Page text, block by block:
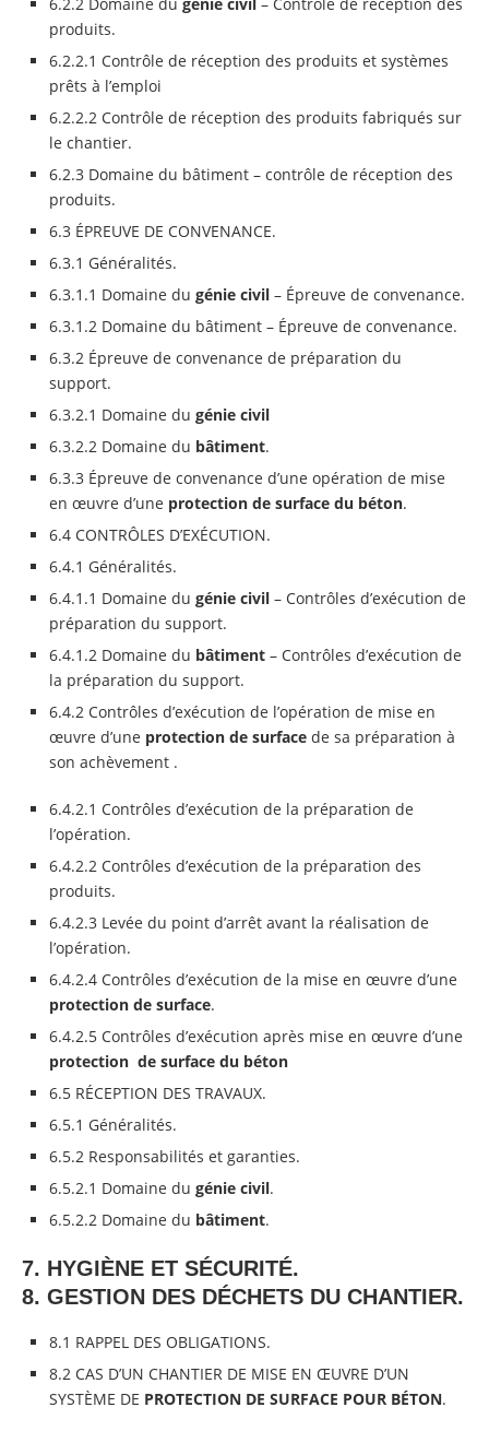
produits.
6.2.2.1 Contrôle de réception des produits et systèmes
prêts à l’emploi
6.2.2.2 Contrôle de réception des produits fabriqués sur
le chantier.
6.2.3 Domaine du bâtiment – contrôle de réception des
produits.
6.3 ÉPREUVE DE CONVENANCE.
6.3.1 Généralités.
6.3.1.1 Domaine du génie civil – Épreuve de convenance.
6.3.1.2 Domaine du bâtiment – Épreuve de convenance.
6.3.2 Épreuve de convenance de préparation du
support.
6.3.2.1 Domaine du génie civil
6.3.2.2 Domaine du bâtiment.
6.3.3 Épreuve de convenance d’une opération de mise
en œuvre d’une protection de surface du béton.
6.4 CONTRÔLES D’EXÉCUTION.
6.4.1 Généralités.
6.4.1.1 Domaine du génie civil – Contrôles d’exécution de
préparation du support.
6.4.1.2 Domaine du bâtiment – Contrôles d’exécution de
la préparation du support.
6.4.2 Contrôles d’exécution de l’opération de mise en
œuvre d’une protection de surface de sa préparation à
son achèvement .
6.4.2.1 Contrôles d’exécution de la préparation de
l’opération.
6.4.2.2 Contrôles d’exécution de la préparation des
produits.
6.4.2.3 Levée du point d’arrêt avant la réalisation de
l’opération.
6.4.2.4 Contrôles d’exécution de la mise en œuvre d’une
protection de surface.
6.4.2.5 Contrôles d’exécution après mise en œuvre d’une
protection de surface du béton
6.5 RÉCEPTION DES TRAVAUX.
6.5.1 Généralités.
6.5.2 Responsabilités et garanties.
6.5.2.1 Domaine du génie civil.
6.5.2.2 Domaine du bâtiment.
7. HYGIÈNE ET SÉCURITÉ.
8. GESTION DES DÉCHETS DU CHANTIER.
8.1 RAPPEL DES OBLIGATIONS.
8.2 CAS D’UN CHANTIER DE MISE EN ŒUVRE D’UN
SYSTÈME DE PROTECTION DE SURFACE POUR BÉTON.